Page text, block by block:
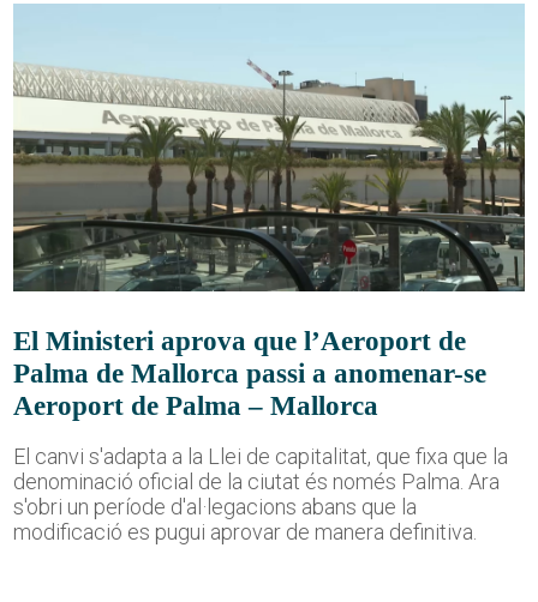
El Ministeri aprova que l’Aeroport de
Palma de Mallorca passi a anomenar-se
Aeroport de Palma – Mallorca
El canvi s'adapta a la Llei de capitalitat, que fixa que la
denominació oficial de la ciutat és només Palma. Ara
s'obri un període d'al·legacions abans que la
modificació es pugui aprovar de manera definitiva.